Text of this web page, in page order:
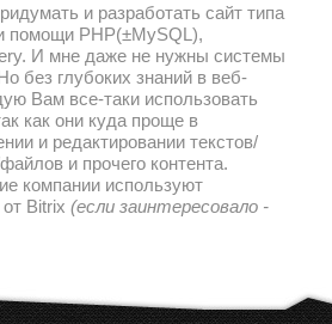
и разработать сайт типа
помощи PHP(±MySQL),
И мне даже не нужны системы
без глубоких знаний в веб-
Вам все-таки использовать
как они куда проще в
и редактировании текстов/
и прочего контента.
компании используют
Bitrix (если заинтересовало -